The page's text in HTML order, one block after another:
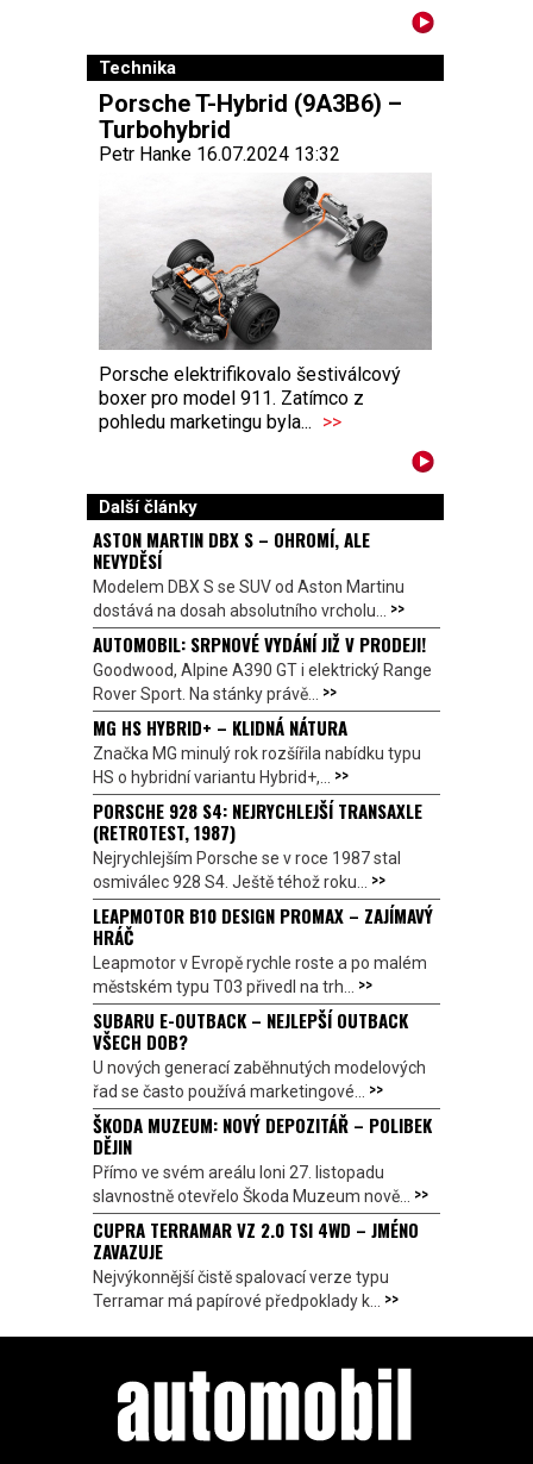
Technika
Porsche T-Hybrid (9A3B6) –
Turbohybrid
Petr Hanke 16.07.2024 13:32
Porsche elektrifikovalo šestiválcový
boxer pro model 911. Zatímco z
pohledu marketingu byla... >>
Další články
ASTON MARTIN DBX S – OHROMÍ, ALE
NEVYDĚSÍ
Modelem DBX S se SUV od Aston Martinu
dostává na dosah absolutního vrcholu... >>
AUTOMOBIL: SRPNOVÉ VYDÁNÍ JIŽ V PRODEJI!
Goodwood, Alpine A390 GT i elektrický Range
Rover Sport. Na stánky právě... >>
MG HS HYBRID+ – KLIDNÁ NÁTURA
Značka MG minulý rok rozšířila nabídku typu
HS o hybridní variantu Hybrid+,... >>
PORSCHE 928 S4: NEJRYCHLEJŠÍ TRANSAXLE
(RETROTEST, 1987)
Nejrychlejším Porsche se v roce 1987 stal
osmiválec 928 S4. Ještě téhož roku... >>
LEAPMOTOR B10 DESIGN PROMAX – ZAJÍMAVÝ
HRÁČ
Leapmotor v Evropě rychle roste a po malém
městském typu T03 přivedl na trh... >>
SUBARU E-OUTBACK – NEJLEPŠÍ OUTBACK
VŠECH DOB?
U nových generací zaběhnutých modelových
řad se často používá marketingové... >>
ŠKODA MUZEUM: NOVÝ DEPOZITÁŘ – POLIBEK
DĚJIN
Přímo ve svém areálu loni 27. listopadu
slavnostně otevřelo Škoda Muzeum nově... >>
CUPRA TERRAMAR VZ 2.0 TSI 4WD – JMÉNO
ZAVAZUJE
Nejvýkonnější čistě spalovací verze typu
Terramar má papírové předpoklady k... >>